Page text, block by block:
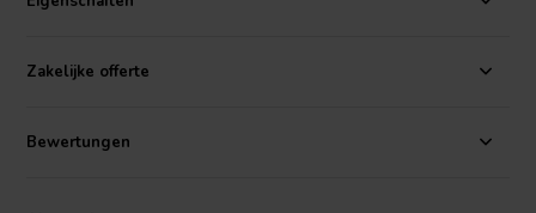
Audio NoteCAP-3280 0,22 µF 630 V 10% Kupferfolien-
DieserKondensator
Zakelijke offerte
Bewertungen